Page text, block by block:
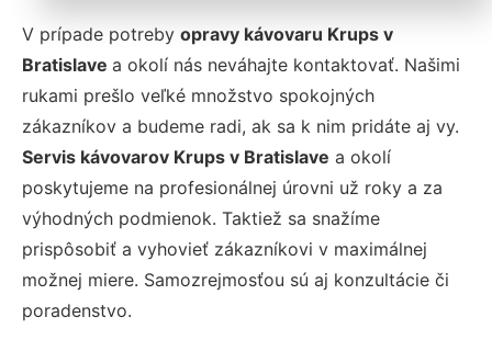
V prípade potreby opravy kávovaru Krups v
Bratislave a okolí nás neváhajte kontaktovať. Našimi
rukami prešlo veľké množstvo spokojných
zákazníkov a budeme radi, ak sa k nim pridáte aj vy.
Servis kávovarov Krups v Bratislave a okolí
poskytujeme na profesionálnej úrovni už roky a za
výhodných podmienok. Taktiež sa snažíme
prispôsobiť a vyhovieť zákazníkovi v maximálnej
možnej miere. Samozrejmosťou sú aj konzultácie či
poradenstvo.